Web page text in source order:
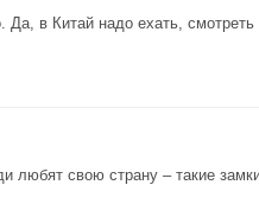
Да, в Китай надо ехать,
любят свою страну – такие